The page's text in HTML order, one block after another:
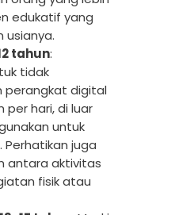
edukatif yang
usianya.
tahun:
tidak
perangkat digital
per hari, di luar
untuk
Perhatikan juga
antara aktivitas
fisik atau